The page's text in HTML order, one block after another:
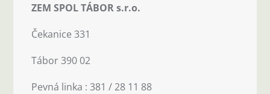
ZEM SPOL TÁBOR s.r.o.
Čekanice 331
Tábor 390 02
Pevná linka : 381 / 28 11 88